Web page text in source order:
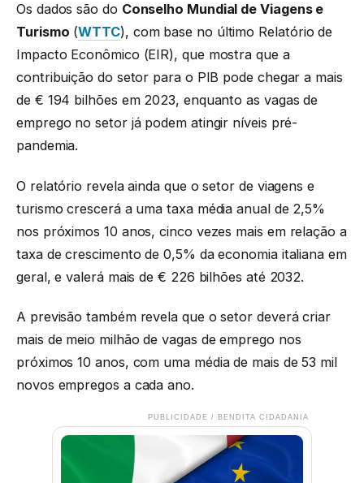
Os dados são do Conselho Mundial de Viagens e
Turismo (WTTC), com base no último Relatório de
Impacto Econômico (EIR), que mostra que a
contribuição do setor para o PIB pode chegar a mais
de € 194 bilhões em 2023, enquanto as vagas de
emprego no setor já podem atingir níveis pré-
pandemia.
O relatório revela ainda que o setor de viagens e
turismo crescerá a uma taxa média anual de 2,5%
nos próximos 10 anos, cinco vezes mais em relação a
taxa de crescimento de 0,5% da economia italiana em
geral, e valerá mais de € 226 bilhões até 2032.
A previsão também revela que o setor deverá criar
mais de meio milhão de vagas de emprego nos
próximos 10 anos, com uma média de mais de 53 mil
novos empregos a cada ano.
PUBLICIDADE / BENDITA CIDADANIA